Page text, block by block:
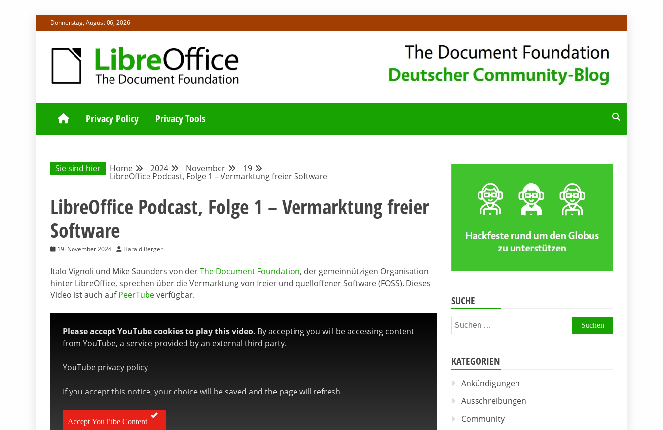
to
Donnerstag, August 06, 2026
DEUTSCHER COMMUNITY-BLOG
Privacy Policy Privacy Tools
Sie sind hier Home 2024 November 19
LibreOffice Podcast, Folge 1 – Vermarktung freier Software
LibreOffice Podcast, Folge 1 – Vermarktung freier
Software
19. November 2024 Harald Berger
Italo Vignoli und Mike Saunders von derThe Document Foundation, der gemeinnützigen Organisation
hinter LibreOffice, sprechen über die Vermarktung von freier und quelloffener Software (FOSS). Dieses
Video ist auch aufPeerTubeverfügbar.
Please accept YouTube cookies to play this video. By accepting you will be accessing content
from YouTube, a service provided by an external third party.
YouTube privacy policy
If you accept this notice, your choice will be saved and the page will refresh.
Accept YouTube Content
SUCHE
Suchen
nach:
KATEGORIEN
Ankündigungen
Ausschreibungen
Community